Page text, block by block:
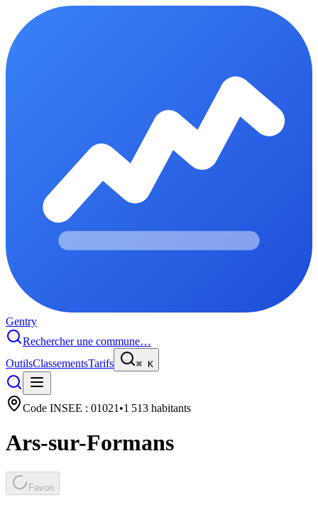
Gentry
Rechercher une commune…
OutilsClassementsTarifs ⌘ K
Code INSEE : 01021 •1 513 habitants
Ars-sur-Formans
Favori